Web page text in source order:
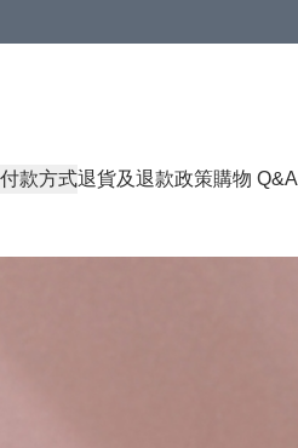
付款方式退貨及退款政策購物 Q&A